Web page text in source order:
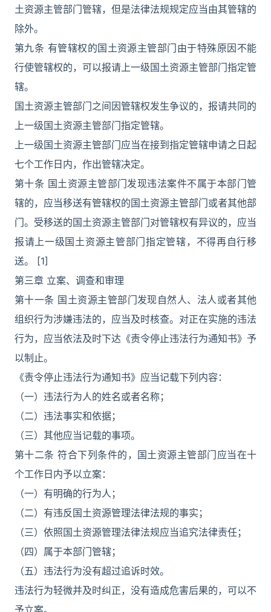
土资源主管部门管辖，但是法律法规规定应当由其管辖的
除外。
第九条 有管辖权的国土资源主管部门由于特殊原因不能
行使管辖权的，可以报请上一级国土资源主管部门指定管
辖。
国土资源主管部门之间因管辖权发生争议的，报请共同的
上一级国土资源主管部门指定管辖。
上一级国土资源主管部门应当在接到指定管辖申请之日起
七个工作日内，作出管辖决定。
第十条 国土资源主管部门发现违法案件不属于本部门管
辖的，应当移送有管辖权的国土资源主管部门或者其他部
门。受移送的国土资源主管部门对管辖权有异议的，应当
报请上一级国土资源主管部门指定管辖，不得再自行移
送。 [1]
第三章 立案、调查和审理
第十一条 国土资源主管部门发现自然人、法人或者其他
组织行为涉嫌违法的，应当及时核查。对正在实施的违法
行为，应当依法及时下达《责令停止违法行为通知书》予
以制止。
《责令停止违法行为通知书》应当记载下列内容：
（一）违法行为人的姓名或者名称；
（二）违法事实和依据；
（三）其他应当记载的事项。
第十二条 符合下列条件的，国土资源主管部门应当在十
个工作日内予以立案：
（一）有明确的行为人；
（二）有违反国土资源管理法律法规的事实；
（三）依照国土资源管理法律法规应当追究法律责任；
（四）属于本部门管辖；
（五）违法行为没有超过追诉时效。
违法行为轻微并及时纠正，没有造成危害后果的，可以不
予立案。